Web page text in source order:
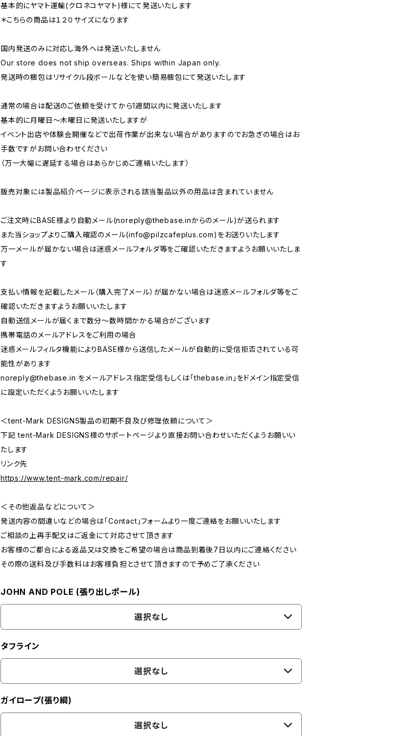
基本的にヤマト運輸(クロネコヤマト)様にて発送いたします
＊こちらの商品は１２０サイズになります
国内発送のみに対応し海外へは発送いたしません
Our store does not ship overseas. Ships within Japan only.
発送時の梱包はリサイクル段ボールなどを使い簡易梱包にて発送いたします
通常の場合は配送のご依頼を受けてから1週間以内に発送いたします
基本的に月曜日〜木曜日に発送いたしますが
イベント出店や体験会開催などで出荷作業が出来ない場合がありますのでお急ぎの場合はお
手数ですがお問い合わせください
（万一大幅に遅延する場合はあらかじめご連絡いたします）
販売対象には製品紹介ページに表示される該当製品以外の用品は含まれていません
ご注文時にBASE様より自動メール(noreply@thebase.inからのメール)が送られます
また当ショップよりご購入確認のメール(info@pilzcafeplus.com)をお送りいたします
万一メールが届かない場合は迷惑メールフォルダ等をご確認いただきますようお願いいたしま
す
支払い情報を記載したメール（購入完了メール）が届かない場合は迷惑メールフォルダ等をご
確認いただきますようお願いいたします
自動送信メールが届くまで数分～数時間かかる場合がございます
携帯電話のメールアドレスをご利用の場合
迷惑メールフィルタ機能によりBASE様から送信したメールが自動的に受信拒否されている可
能性があります
noreply@thebase.in をメールアドレス指定受信もしくは「thebase.in」をドメイン指定受信
に設定いただくようお願いいたします
＜tent-Mark DESIGNS製品の初期不良及び修理依頼について＞
下記 tent-Mark DESIGNS様のサポートページより直接お問い合わせいただくようお願いい
たします
リンク先
https://www.tent-mark.com/repair/
＜その他返品などについて＞
発送内容の間違いなどの場合は「Contact」フォームより一度ご連絡をお願いいたします
ご相談の上再手配又はご返金にて対応させて頂きます
お客様のご都合による返品又は交換をご希望の場合は商品到着後7日以内にご連絡ください
その際の送料及び手数料はお客様負担とさせて頂きますので予めご了承ください
JOHN AND POLE (張り出しポール)
選択なし
タフライン
選択なし
ガイロープ(張り綱)
選択なし